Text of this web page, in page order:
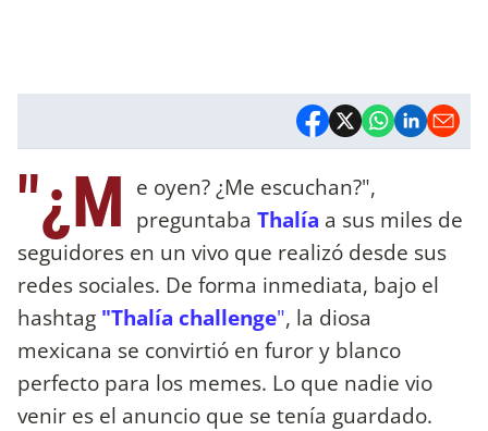
"¿M e oyen? ¿Me escuchan?",
preguntaba Thalía a sus miles de
seguidores en un vivo que realizó desde sus
redes sociales. De forma inmediata, bajo el
hashtag "Thalía challenge", la diosa
mexicana se convirtió en furor y blanco
perfecto para los memes. Lo que nadie vio
venir es el anuncio que se tenía guardado.